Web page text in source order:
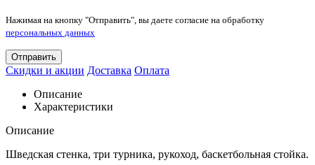
Нажимая на кнопку "Отправить", вы даете согласие на обработку
персональных данных
Отправить
Скидки и акции Доставка Оплата
Описание
Характеристики
Описание
Шведская стенка, три турника, рукоход, баскетбольная стойка.